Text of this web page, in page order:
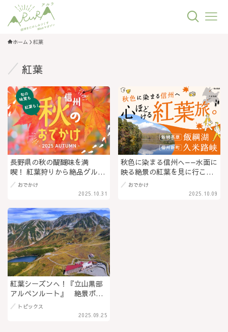
ホーム 紅葉
紅葉
長野県の秋の醍醐味を満
喫！ 紅葉狩りから絶品グル
メ、温泉まで、思い出作りの
旅へ＠長野県（PR）
2025.10.31
おでかけ
秋色に染まる信州へ——水面に
映る絶景の紅葉を見に行こ
う！飯綱高原「飯綱湖(いいづ
なこ)」＆信州新町「久米路峡
2025.10.09
おでかけ
紅葉シーズンへ！『立山黒部
アルペンルート』 絶景ポイ
ントを紹介 標高2450ｍで味
わう富山グルメも＠長野・富
2025.09.25
トピックス